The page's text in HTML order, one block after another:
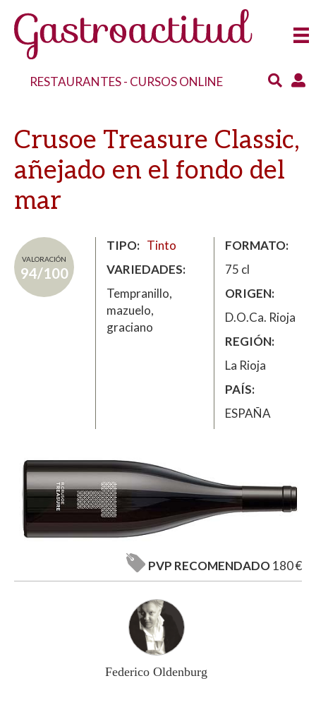
RESTAURANTES- CURSOS ONLINE
Crusoe Treasure Classic,
añejado en el fondo del
mar
VALORACIÓN
94/100
TIPO
Tinto
VARIEDADES
Tempranillo,
mazuelo,
graciano
FORMATO
75 cl
ORIGEN
D.O.Ca. Rioja
REGIÓN
La Rioja
PAÍS
ESPAÑA
PVP RECOMENDADO180 €
Federico Oldenburg